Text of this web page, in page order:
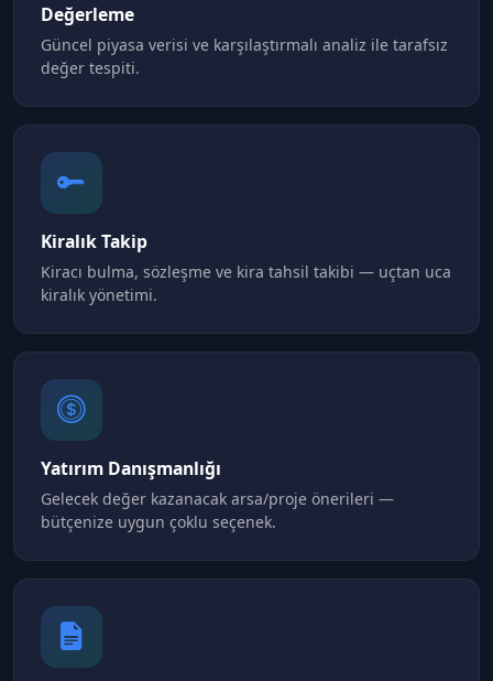
Değerleme
Güncel piyasa verisi ve karşılaştırmalı analiz ile tarafsız
değer tespiti.
Kiralık Takip
Kiracı bulma, sözleşme ve kira tahsil takibi — uçtan uca
kiralık yönetimi.
Yatırım Danışmanlığı
Gelecek değer kazanacak arsa/proje önerileri —
bütçenize uygun çoklu seçenek.